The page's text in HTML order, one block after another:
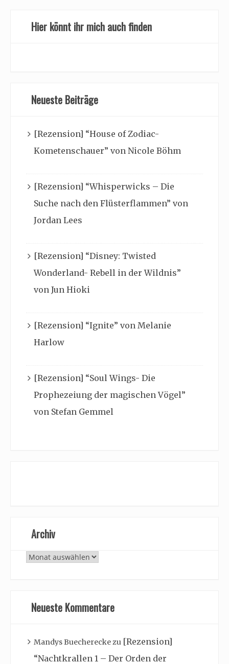
Hier könnt ihr mich auch finden
Neueste Beiträge
[Rezension] “House of Zodiac-
Kometenschauer” von Nicole Böhm
[Rezension] “Whisperwicks – Die
Suche nach den Flüsterflammen” von
Jordan Lees
[Rezension] “Disney: Twisted
Wonderland- Rebell in der Wildnis”
von Jun Hioki
[Rezension] “Ignite” von Melanie
Harlow
[Rezension] “Soul Wings- Die
Prophezeiung der magischen Vögel”
von Stefan Gemmel
Archiv
Archiv
Neueste Kommentare
Mandys Buechereckezu [Rezension]
“Nachtkrallen 1 – Der Orden der